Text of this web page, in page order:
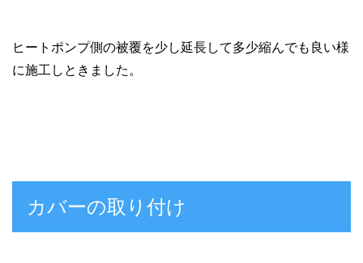
ヒートポンプ側の被覆を少し延長して多少縮んでも良い様
に施工しときました。
カバーの取り付け